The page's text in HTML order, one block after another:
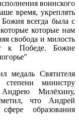
воинского
время, укреплять
всегда была с
которые нам
свобода и милость
к Победе. Божие
медаль Святителя
степени министру
Андрею Милёхину,
что Андрей
образования